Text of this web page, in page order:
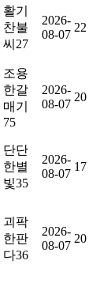
활기
찬불
씨27
2026-
08-07
22
조용
한갈
매기
75
2026-
08-07
20
단단
한별
빛35
2026-
08-07
17
괴팍
한판
다36
2026-
08-07
20